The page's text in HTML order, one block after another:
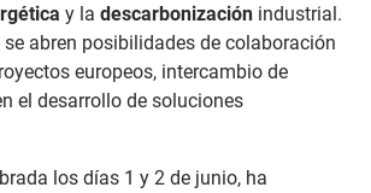
y la descarbonizaciónindustrial.
se abren posibilidades de colaboración
europeos, intercambio de
el desarrollo de soluciones
los días 1 y 2 de junio, ha